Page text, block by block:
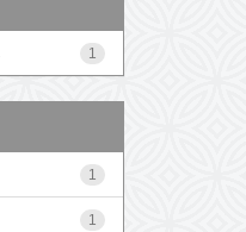
1
1
1